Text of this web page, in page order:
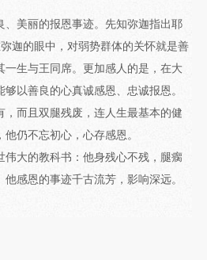
美丽的报恩事迹。先知弥迦指出耶
迦的眼中，对弱势群体的关怀就是善
生与王同席。更加感人的是，在大
以善良的心真诚感恩、忠诚报恩。
而且双腿残废，连人生最基本的健
仍不忘初心，心存感恩。
大的教科书：他身残心不残，腿瘸
感恩的事迹千古流芳，影响深远。